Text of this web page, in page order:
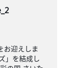
お迎えしま
」を結成し